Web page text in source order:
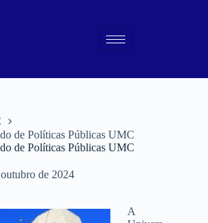
de Políticas Públicas UMC
de Políticas Públicas UMC
de 2024
A